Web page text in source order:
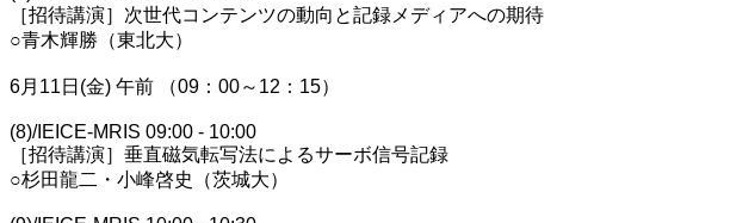
［招待講演］次世代コンテンツの動向と記録メディアへの期待
○青木輝勝（東北大）
6月11日(金) 午前 （09：00～12：15）
(8)/IEICE-MRIS 09:00 - 10:00
［招待講演］垂直磁気転写法によるサーボ信号記録
○杉田龍二・小峰啓史（茨城大）